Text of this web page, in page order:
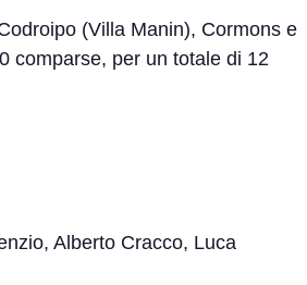
(Villa Manin), Cormons e
comparse, per un totale di 12
Alberto Cracco, Luca